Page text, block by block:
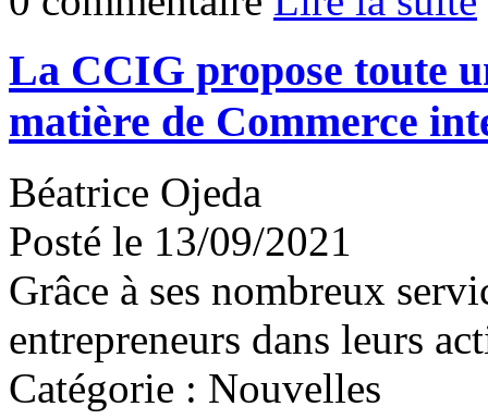
La CCIG propose toute
matière de Commerce
Béatrice Ojeda
Posté le 13/09/2021
Grâce à ses nombreux
entrepreneurs dans leurs
Catégorie : Nouvelles